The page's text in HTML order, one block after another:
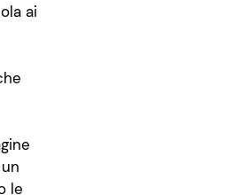
ai
le